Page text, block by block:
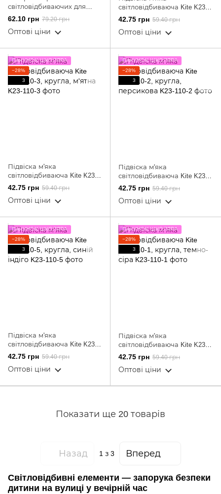
світловідбиваючих для
твердих поверхонь Kite
Hello Kitty HK25-115
62.10 грн 79.20 грн
Оптові ціни
світловідбиваюча Kite K23-
110-4, кругла, бузкова
42.75 грн 59.40 грн
Оптові ціни
ПАКУНОК ШКОЛЯРА
−28%
3
Підвіска м'яка
світловідбиваюча Kite K23-
110-3, кругла, м'ятна
42.75 грн 59.40 грн
Оптові ціни
ПАКУНОК ШКОЛЯРА
−28%
3
Підвіска м'яка
світловідбиваюча Kite K23-
110-2, кругла, персикова
42.75 грн 59.40 грн
Оптові ціни
ПАКУНОК ШКОЛЯРА
−28%
3
Підвіска м'яка
світловідбиваюча Kite K23-
110-5, кругла, синій індіго
42.75 грн 59.40 грн
Оптові ціни
ПАКУНОК ШКОЛЯРА
−28%
3
Підвіска м'яка
світловідбиваюча Kite K23-
110-1, кругла, темно-сіра
42.75 грн 59.40 грн
Оптові ціни
Показати ще 20 товарів
Назад 1з 3 Вперед
Світловідбивні елементи — запорука безпеки
дитини на вулиці у вечірній час